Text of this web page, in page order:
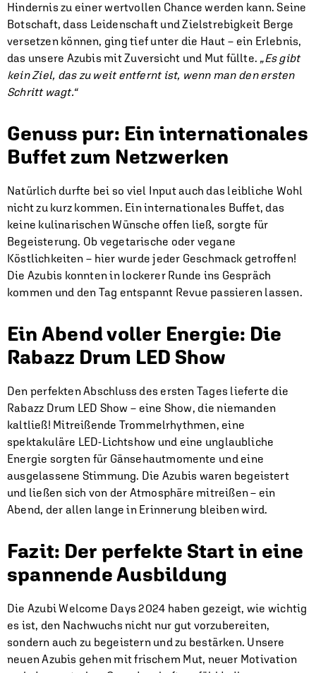
Hindernis zu einer wertvollen Chance werden kann. Seine
Botschaft, dass Leidenschaft und Zielstrebigkeit Berge
versetzen können, ging tief unter die Haut – ein Erlebnis,
das unsere Azubis mit Zuversicht und Mut füllte. „Es gibt
kein Ziel, das zu weit entfernt ist, wenn man den ersten
Schritt wagt.“
Genuss pur: Ein internationales
Buffet zum Netzwerken
Natürlich durfte bei so viel Input auch das leibliche Wohl
nicht zu kurz kommen. Ein internationales Buffet, das
keine kulinarischen Wünsche offen ließ, sorgte für
Begeisterung. Ob vegetarische oder vegane
Köstlichkeiten – hier wurde jeder Geschmack getroffen!
Die Azubis konnten in lockerer Runde ins Gespräch
kommen und den Tag entspannt Revue passieren lassen.
Ein Abend voller Energie: Die
Rabazz Drum LED Show
Den perfekten Abschluss des ersten Tages lieferte die
Rabazz Drum LED Show – eine Show, die niemanden
kaltließ! Mitreißende Trommelrhythmen, eine
spektakuläre LED-Lichtshow und eine unglaubliche
Energie sorgten für Gänsehautmomente und eine
ausgelassene Stimmung. Die Azubis waren begeistert
und ließen sich von der Atmosphäre mitreißen – ein
Abend, der allen lange in Erinnerung bleiben wird.
Fazit: Der perfekte Start in eine
spannende Ausbildung
Die Azubi Welcome Days 2024 haben gezeigt, wie wichtig
es ist, den Nachwuchs nicht nur gut vorzubereiten,
sondern auch zu begeistern und zu bestärken. Unsere
neuen Azubis gehen mit frischem Mut, neuer Motivation